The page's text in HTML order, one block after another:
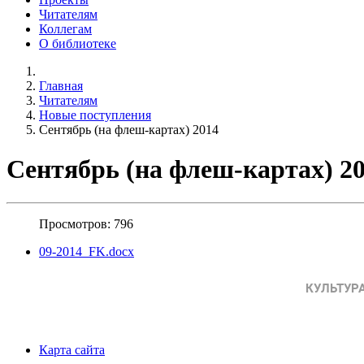
Читателям
Коллегам
О библиотеке
Главная
Читателям
Новые поступления
Сентябрь (на флеш-картах) 2014
Сентябрь (на флеш-картах)
Просмотров: 796
09-2014_FK.docx
Карта сайта